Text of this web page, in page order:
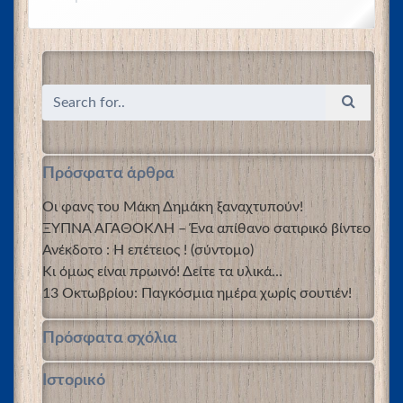
Πρόσφατα άρθρα
Οι φανς του Μάκη Δημάκη ξαναχτυπούν!
ΞΥΠΝΑ ΑΓΑΘΟΚΛΗ – Ένα απίθανο σατιρικό βίντεο
Ανέκδοτο : Η επέτειος ! (σύντομο)
Κι όμως είναι πρωινό! Δείτε τα υλικά…
13 Οκτωβρίου: Παγκόσμια ημέρα χωρίς σουτιέν!
Πρόσφατα σχόλια
Ιστορικό